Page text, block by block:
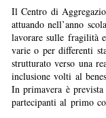
Il Centro di
attuando nell’anno
lavorare sulle fragilità
varie o per differenti
strutturato verso una
inclusione volti al
In primavera è
partecipanti al primo